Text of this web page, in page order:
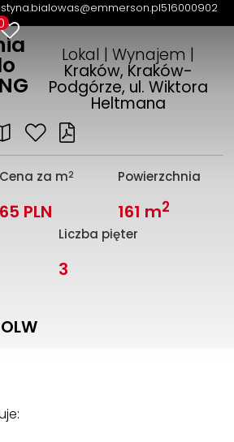
516000902
Lokal | Wynajem |
Kraków, Kraków-
Podgórze, ul. Wiktora
Heltmana
Cena za m2
65 PLN
Powierzchnia
161 m2
Liczba pięter
3